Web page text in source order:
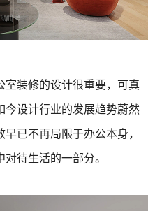
室装修的设计很重要，可真
今设计行业的发展趋势蔚然
已不再局限于办公本身，
待生活的一部分。